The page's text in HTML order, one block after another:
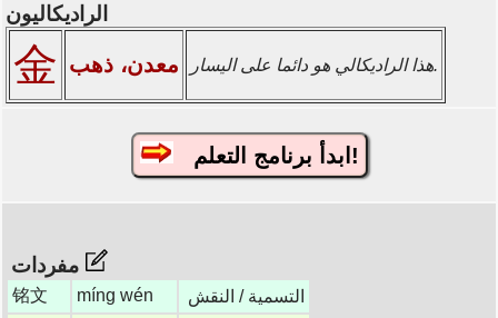
الراديكاليون
金 معدن، ذهب هذا الراديكالي هو دائما على اليسار.
ابدأ برنامج التعلم!
铭文 míng wén
التسمية / النقش